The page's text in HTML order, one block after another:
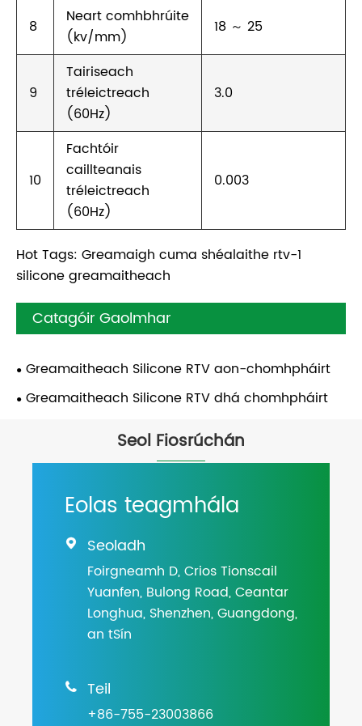
8
Neart comhbhrúite
(kv/mm)
18 ～ 25
9
Tairiseach
tréleictreach
(60Hz)
3.0
10
Fachtóir
caillteanais
tréleictreach
(60Hz)
0.003
Hot Tags: Greamaigh cuma shéalaithe rtv-1
silicone greamaitheach
Catagóir Gaolmhar
Greamaitheach Silicone RTV aon-chomhpháirt
Greamaitheach Silicone RTV dhá chomhpháirt
Seol Fiosrúchán
Eolas teagmhála
 Seoladh
Foirgneamh D, Crios Tionscail
Yuanfen, Bulong Road, Ceantar
Longhua, Shenzhen, Guangdong,
an tSín
 Teil
+86-755-23003866